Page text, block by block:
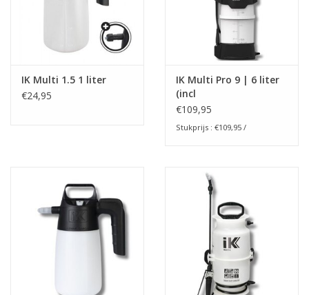
IK Multi 1.5 1 liter
€24,95
IK Multi Pro 9 | 6 liter
(incl
kleurenindentificatie)
€109,95
Stukprijs : €109,95 /